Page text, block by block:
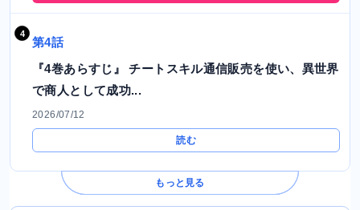
第4話
『4巻あらすじ』 チートスキル通信販売を使い、異世界
で商人として成功...
2026/07/12
読む
もっと見る